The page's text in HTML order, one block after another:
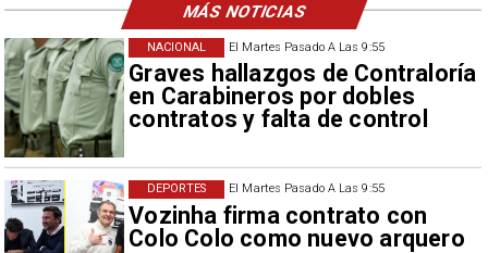
El Martes Pasado A Las 9:55
Graves hallazgos de Contraloría
en Carabineros por dobles
contratos y falta de control
NACIONAL
El Martes Pasado A Las 9:55
Vozinha firma contrato con
Colo Colo como nuevo arquero
DEPORTES
MÁS NOTICIAS